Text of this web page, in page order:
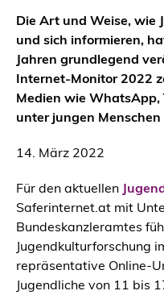
Die Art und Weise, wie
und sich informieren,
Jahren grundlegend
Internet-Monitor 2022
Medien wie
unter jungen
14. März 2022
Für den aktuellen
Saferinternet.at mit
Bundeskanzleramtes
Jugendkulturforschung
repräsentative Online-
Jugendliche von 11 bis